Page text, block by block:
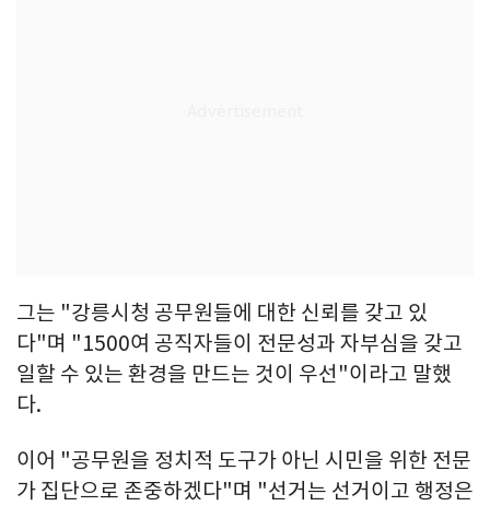
그는 "강릉시청 공무원들에 대한 신뢰를 갖고 있
다"며 "1500여 공직자들이 전문성과 자부심을 갖고
일할 수 있는 환경을 만드는 것이 우선"이라고 말했
다.
이어 "공무원을 정치적 도구가 아닌 시민을 위한 전문
가 집단으로 존중하겠다"며 "선거는 선거이고 행정은